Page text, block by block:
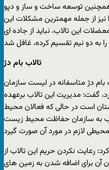
توسعه ساخت و ساز و دپو
نیز از جمله مهمترین مشکلات این
این تالاب، نباید از جاده ای
تالاب بام دژ
بام دژ متاسفانه در لیست سازمان
گفت: مدیریت این تالاب برعهده
است در حالی که فعالان محیط
به سازمان حفاظت محیط زیست
رعایت نکردن حریم این تالاب از
برای اضافه شدن به زمین های